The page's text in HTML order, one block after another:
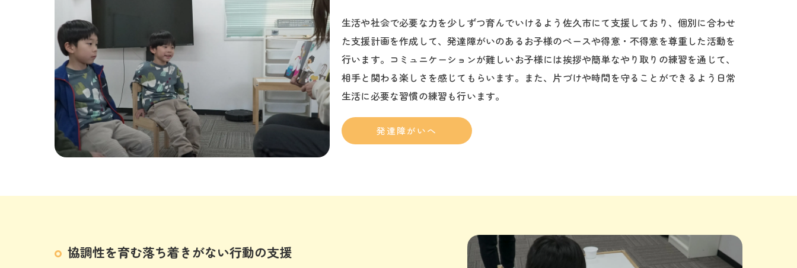
生活や社会で必要な力を少しずつ育んでいけるよう佐久市にて支援しており、個別に合わせ
た支援計画を作成して、発達障がいのあるお子様のペースや得意・不得意を尊重した活動を
行います。コミュニケーションが難しいお子様には挨拶や簡単なやり取りの練習を通じて、
相手と関わる楽しさを感じてもらいます。また、片づけや時間を守ることができるよう日常
生活に必要な習慣の練習も行います。
発達障がいへ
協調性を育む落ち着きがない行動の支援